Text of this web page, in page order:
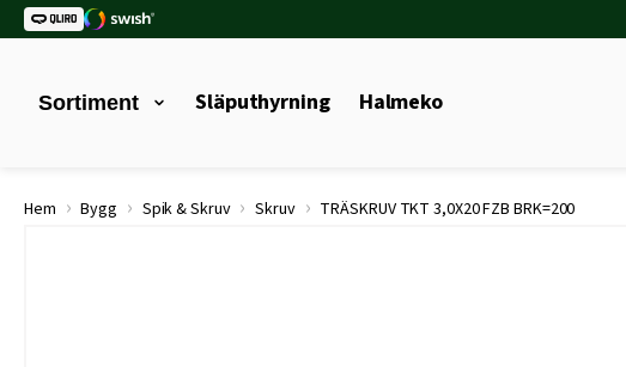
Sortiment Släputhyrning Halmeko
Hem › Bygg › Spik & Skruv › Skruv › TRÄSKRUV TKT 3,0X20 FZB BRK=200